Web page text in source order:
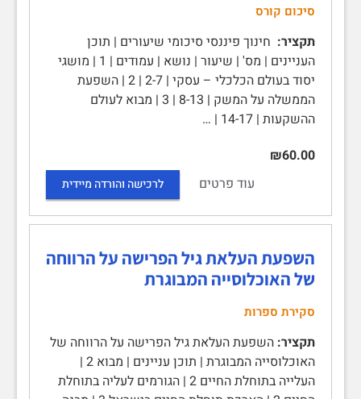
סיכום קורס
תקציר: חינוך פיננסי סיכומי שיעורים | תוכן
העניינים | מס' | שיעור | נושא | עמודים | 1 | מושגי
יסוד בעולם הכלכלי – עסקי | 2-7 | 2 | השפעת
הממשלה על המשק | 8-13 | 3 | מבוא לעולם
ההשקעות | 14-17 | …
₪60.00
עוד פרטים
לרכישה והורדה מיידית
השפעת העלאת גיל הפרישה על הרווחה
של האוכלוסייה המבוגרת
סקירת ספרות
תקציר: השפעת העלאת גיל הפרישה על הרווחה של
האוכלוסייה המבוגרת | תוכן עניינים | מבוא 2 |
העלייה בתוחלת החיים 2 | הגורמים לעליה בתוחלת